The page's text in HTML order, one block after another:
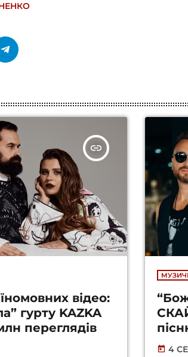
insert_link
відео:
гурту KAZKA
переглядів
today 4